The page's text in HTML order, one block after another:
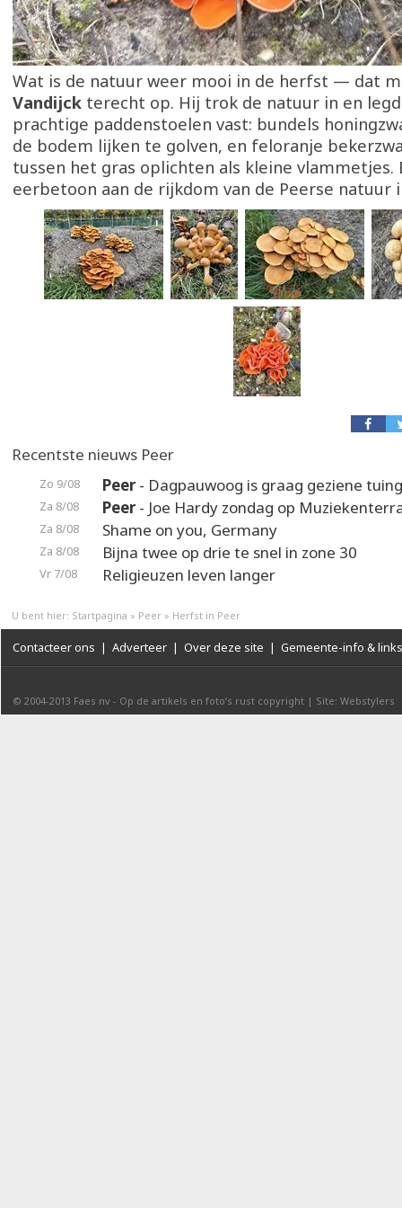
Wat is de natuur weer mooi in de herfst — dat
Vandijck terecht op. Hij trok de natuur in en
prachtige paddenstoelen vast: bundels
de bodem lijken te golven, en feloranje
tussen het gras oplichten als kleine vlammetjes.
eerbetoon aan de rijkdom van de Peerse natuur
Recentste nieuws Peer
Zo 9/08 Peer- Dagpauwoog is graag geziene
Za 8/08 Peer- Joe Hardy zondag op
Za 8/08 Shame on you, Germany
Za 8/08 Bijna twee op drie te snel in zone 30
Vr 7/08 Religieuzen leven langer
U bent hier: Startpagina » Peer » Herfst in Peer
Contacteer ons | Adverteer | Over deze site | Gemeente-info & links
© 2004-2013 Faes nv - Op de artikels en foto’s rust copyright | Site: Webstylers